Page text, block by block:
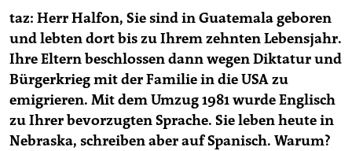
taz: Herr Halfon, Sie sind in Guatemala geboren
und lebten dort bis zu Ihrem zehnten Lebensjahr.
Ihre Eltern beschlossen dann wegen Diktatur und
Bürgerkrieg mit der Familie in die USA zu
emigrieren. Mit dem Umzug 1981 wurde Englisch
zu Ihrer bevorzugten Sprache. Sie leben heute in
Nebraska, schreiben aber auf Spanisch. Warum?